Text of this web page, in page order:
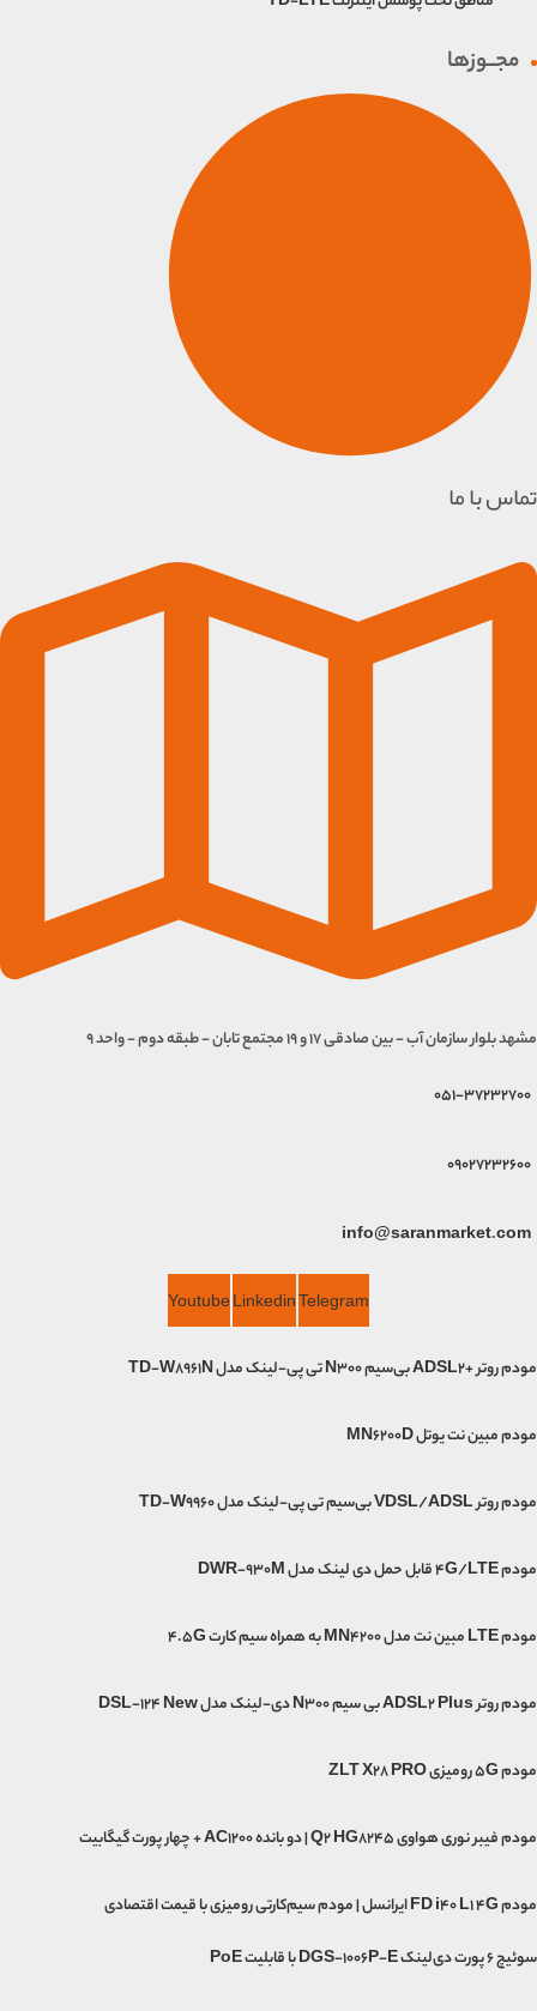
مجــوزها
تماس با ما
مشهد بلوار سازمان آب - بین صادقی 17 و 19 مجتمع تابان - طبقه دوم - واحد 9
051-37232700
09027232600
info@saranmarket.com
Telegram
Linkedin
Youtube
مودم روتر +ADSL2 بی‌سیم N300 تی پی-لینک مدل TD-W8961N
مودم مبین نت یوتل MN6200D
مودم روتر VDSL/ADSL بی‌سیم تی پی-لینک مدل TD-W9960
مودم 4G/LTE قابل حمل دی لینک مدل DWR-930M
مودم LTE مبین نت مدل MN4200 به همراه سیم کارت 4.5G
مودم روتر ADSL2 Plus بی سیم N300 دی-لینک مدل DSL-124 New
مودم 5G رومیزی ZLT X28 PRO
مودم فیبر نوری هواوی Q2 HG8245 | دو بانده AC1200 + چهار پورت گیگابیت
مودم FD i40 L1 4G ایرانسل | مودم سیم‌کارتی رومیزی با قیمت اقتصادی
سوئیچ ۶ پورت دی‌لینک DGS-1006P-E با قابلیت PoE